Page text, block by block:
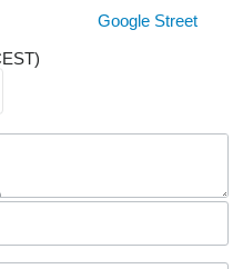
Google Street